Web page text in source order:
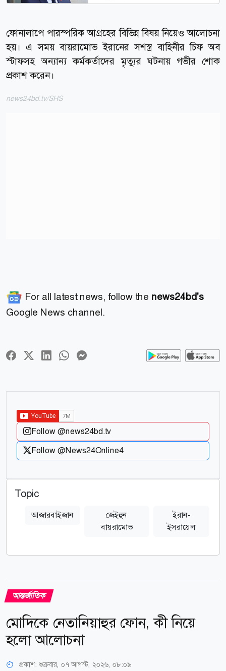
ফোনালাপে পারস্পরিক আগ্রহের বিভিন্ন বিষয় নিয়েও আলোচনা
হয়। এ সময় বায়রামোভ ইরানের সশস্ত্র বাহিনীর চিফ অব
স্টাফসহ অন্যান্য কর্মকর্তাদের মৃত্যুর ঘটনায় গভীর শোক
প্রকাশ করেন।
news24bd.tv/SHS
For all latest news, follow the news24bd's
Google News channel.
Follow @news24bd.tv
Follow @News24Online4
Topic
আজারবাইজান
জেইহুন
বায়রামোভ
ইরান-
ইসরায়েল
আন্তর্জাতিক
মোদিকে নেতানিয়াহুর ফোন, কী নিয়ে
হলো আলোচনা
প্রকাশ: শুক্রবার, ০৭ আগস্ট, ২০২৬, ০৮:০৯